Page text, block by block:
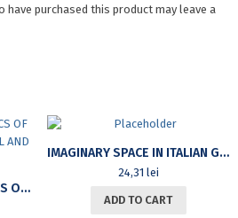
purchased this product may leave a
VARIABLE USAGE OF CLITICS OF THE 3RD PERSON IN CENTRAL AND NORTHERN SPAIN
IMAGINARY SPACE IN ITALIAN GALLANT POEMS. CASE ANALYSIS: ORLANDO FURIOSO
24,31 lei
ADD TO CART